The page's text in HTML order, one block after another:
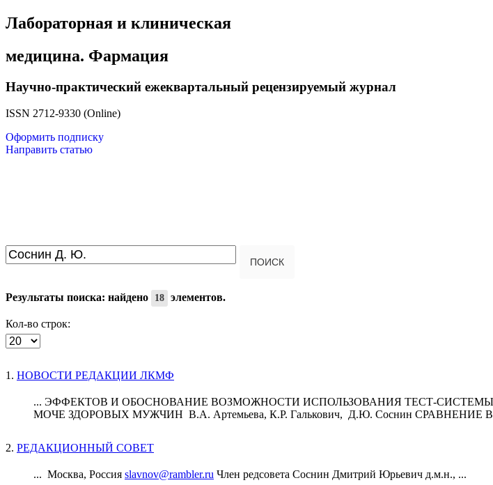
Лабораторная и клиническая
медицина. Фармация
Научно-практический ежеквартальный рецензируемый журнал
ISSN 2712-9330 (Online)
Оформить подписку
Направить статью
Введите текст для поиска...
ПОИСК
Результаты поиска: найдено 18 элементов.
Кол-во строк:
1. НОВОСТИ РЕДАКЦИИ ЛКМФ
... ЭФФЕКТОВ И ОБОСНОВАНИЕ ВОЗМОЖНОСТИ ИСПОЛЬЗОВАНИЯ ТЕСТ-
МОЧЕ ЗДОРОВЫХ МУЖЧИН В.А. Артемьева, К.Р. Галькович, Д.Ю. Соснин СРАВНЕНИЕ
2. РЕДАКЦИОННЫЙ СОВЕТ
... Москва, Россия slavnov@rambler.ru Член редсовета Соснин Дмитрий Юрьевич д.м.н., ...